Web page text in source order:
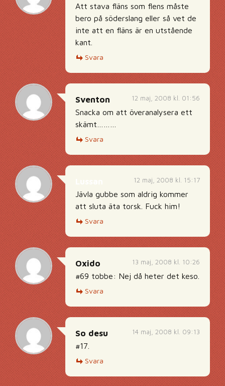
Att stava fläns som flens måste
bero på söderslang eller så vet de
inte att en fläns är en utstående
kant.
Svara
12 maj, 2008 kl. 01:56
Sventon
Snacka om att överanalysera ett
skämt………
Svara
12 maj, 2008 kl. 15:17
Jävla gubbe som aldrig kommer
att sluta äta torsk. Fuck him!
Svara
13 maj, 2008 kl. 10:26
Oxido
#69 tobbe: Nej då heter det keso.
Svara
14 maj, 2008 kl. 09:13
So desu
#17.
Svara